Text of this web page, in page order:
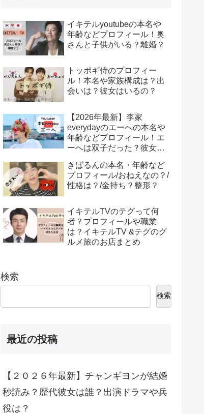
イキテルyoutubeの本名や
年齢などプロフィール！奥
さんと子供がいる？離婚？
トッポギ侍のプロフィー
ル！本名や家族構成は？出
会いは？彼女はいるの？
【2026年最新】李家
everydayのエーへの本名や
年齢などプロフィール！エ
ーへは双子だった？彼女は
きばるんの本名・年齢など
プロフィール/おねえなの？/
性格は？/金持ち？整形？
イキテルTVのテグって何
者？プロフィールや職業
は？イキテルTV &テグのグ
ルメ旅のお店まとめ
検索
検索
最近の投稿
【２０２６年最新】チャンギヨンが結婚
秒読み？歴代彼女は誰？出演ドラマや兵
役は？